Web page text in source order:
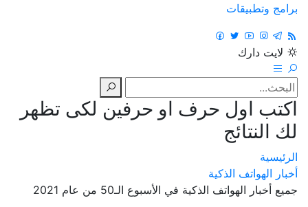
برامج وتطبيقات
لايت دارك
اكتب اول حرف او حرفين لكى تظهر
لك النتائج
الرئيسية
أخبار الهواتف الذكية
جميع أخبار الهواتف الذكية في الأسبوع الـ50 من عام 2021